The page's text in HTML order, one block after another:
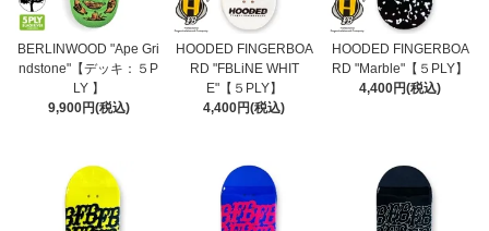
BERLINWOOD "Ape Gri
ndstone"【デッキ：５P
LY 】
9,900円(税込)
HOODED FINGERBOA
RD "FBLiNE WHIT
E"【５PLY】
4,400円(税込)
HOODED FINGERBOA
RD "Marble"【５PLY】
4,400円(税込)